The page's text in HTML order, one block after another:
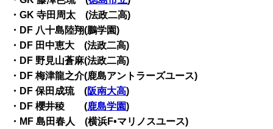
・GK 寺田周太 (法政二高)
・DF 八十島陸翔(鵬学園)
・DF 田中恵大 (法政二高)
・DF 野見山蒼麻(法政二高)
・DF 梅津龍之介(鹿島アントラーズユース)
・DF 保田成琉 (阪南大高)
・DF 櫻井稜 (鹿島学園)
・MF 島田春人 (横浜F•マリノスユース)